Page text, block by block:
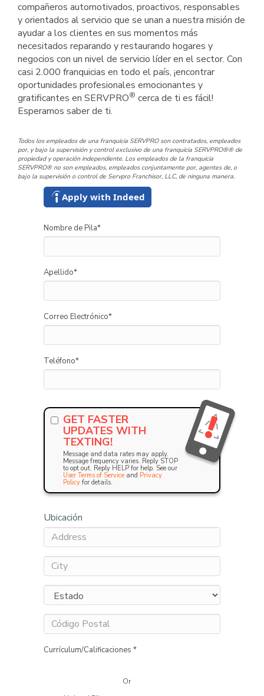
compañeros automotivados, proactivos, responsables
y orientados al servicio que se unan a nuestra misión de
ayudar a los clientes en sus momentos más
necesitados reparando y restaurando hogares y
negocios con un nivel de servicio líder en el sector. Con
casi 2.000 franquicias en todo el país, ¡encontrar
oportunidades profesionales emocionantes y
gratificantes en SERVPRO® cerca de ti es fácil!
Esperamos saber de ti.
Todos los empleados de una franquicia SERVPRO son contratados, empleados
por, y bajo la supervisión y control exclusivo de una franquicia SERVPRO®® de
propiedad y operación independiente. Los empleados de la franquicia
SERVPRO® no son empleados, empleados conjuntamente por, agentes de, o
bajo la supervisión o control de Servpro Franchisor, LLC, de ninguna manera.
Apply with Indeed
Nombre de Pila*
Apellido*
Correo Electrónico*
Teléfono*
GET FASTER
UPDATES WITH
TEXTING!
Message and data rates may apply.
Message frequency varies. Reply STOP
to opt out. Reply HELP for help. See our
User Terms of Service and Privacy
Policy for details.
Ubicación
Currículum/Calificaciones *
Or